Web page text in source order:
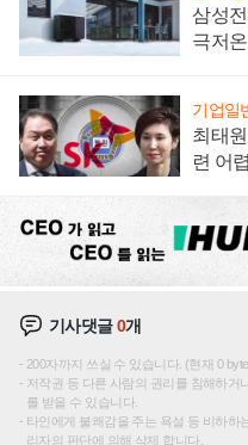
삼성
극저
기업일
최태
련 어
기사댓글0개
200자까지 쓰실 수 있습니다. (현재 0
저작권 등 다른 사람의 권리를 침해하거
를 받을 수 있습니다.
타인에게 불쾌감을 주는 욕설 등 비하하
리자의 판단에 의해 삭제 합니다.